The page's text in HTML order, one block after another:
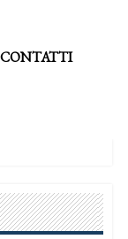
CONTATTI